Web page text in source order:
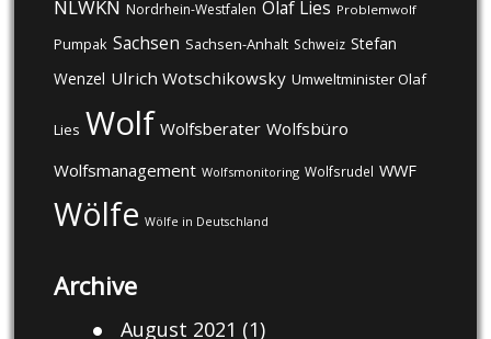
NLWKN Nordrhein-Westfalen Olaf Lies Problemwolf
Pumpak Sachsen Sachsen-Anhalt Schweiz Stefan
Wenzel Ulrich Wotschikowsky Umweltminister Olaf
Lies Wolf Wolfsberater Wolfsbüro
Wolfsmanagement Wolfsmonitoring Wolfsrudel WWF
Wölfe Wölfe in Deutschland
Archive
August 2021 (1)